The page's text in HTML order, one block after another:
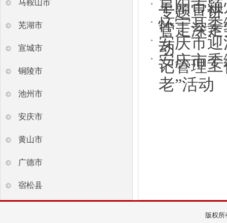
马鞍山市
芜湖市
宣城市
铜陵市
池州市
安庆市
黄山市
广德市
宿松县
专题宣讲
阜阳市
管走深走
怀宁县
动
安庆市
记管理工
安庆市
老”活动
版权